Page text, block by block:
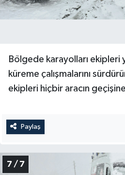
Bölgede karayolları ekipleri
küreme çalışmalarını
ekipleri hiçbir aracın
Paylaş
7 / 7